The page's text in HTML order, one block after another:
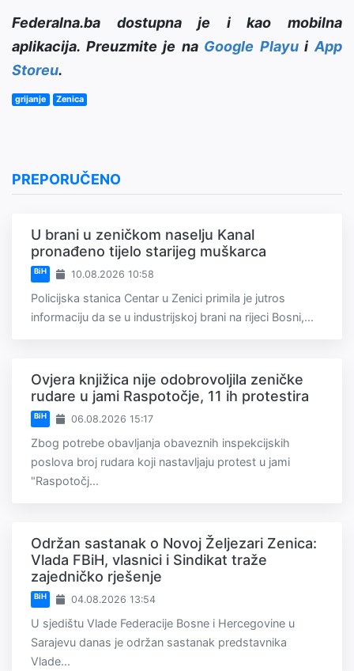
Federalna.ba dostupna je i kao mobilna
aplikacija. Preuzmite je na Google PlayuiApp
Storeu.
grijanje Zenica
PREPORUČENO
U brani u zeničkom naselju Kanal
pronađeno tijelo starijeg muškarca
BiH 10.08.2026 10:58
Policijska stanica Centar u Zenici primila je jutros
informaciju da se u industrijskoj brani na rijeci Bosni,...
Ovjera knjižica nije odobrovoljila zeničke
rudare u jami Raspotočje, 11 ih protestira
BiH 06.08.2026 15:17
Zbog potrebe obavljanja obaveznih inspekcijskih
poslova broj rudara koji nastavljaju protest u jami
"Raspotočj...
Održan sastanak o Novoj Željezari Zenica:
Vlada FBiH, vlasnici i Sindikat traže
zajedničko rješenje
BiH 04.08.2026 13:54
U sjedištu Vlade Federacije Bosne i Hercegovine u
Sarajevu danas je održan sastanak predstavnika
Vlade...